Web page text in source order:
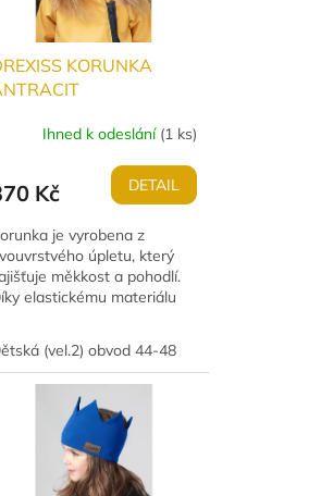
KORUNKA
Ihned k odeslání (1 ks)
Kč DETAIL
je vyrobena z
úpletu, který
měkkost a pohodlí.
elastickému materiálu
na maximální...
(vel.2) obvod 44-48